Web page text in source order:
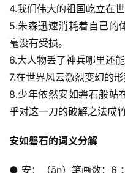
4.我们伟大的祖国屹立在
5.朱森迅速消耗着自己的
毫没有受损。
6.大人物丢了神兵哪里还
7.在世界风云激烈变幻的
8.少年依然安如磐石般站
乎对这一刀的破解之法成竹
安如磐石的词义分解
● 安：（ān）笔画数：6